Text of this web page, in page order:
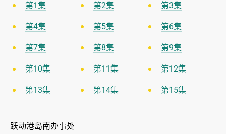
第1集 第2集 第3集
第4集 第5集 第6集
第7集 第8集 第9集
第10集 第11集 第12集
第13集 第14集 第15集
跃动港岛南办事处